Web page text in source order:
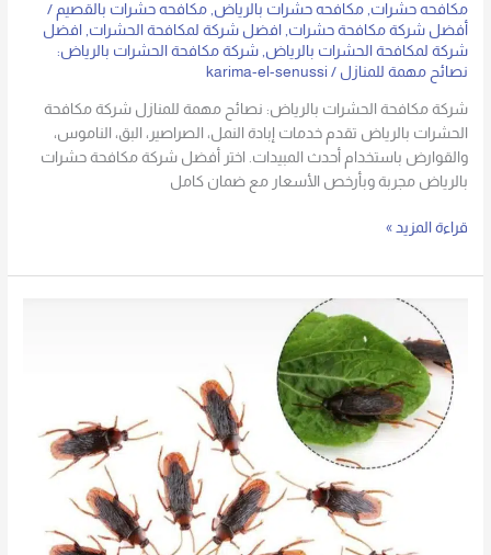
مكافحه حشرات,مكافحه حشرات بالرياض,مكافحه حشرات بالقصيم /
أفضل شركة مكافحة حشرات, افضل شركة لمكافحة الحشرات, افضل
شركة لمكافحة الحشرات بالرياض,شركة مكافحة الحشرات بالرياض:
نصائح مهمة للمنازل /
karima-el-senussi
شركة مكافحة الحشرات بالرياض: نصائح مهمة للمنازل شركة مكافحة
الحشرات بالرياض تقدم خدمات إبادة النمل، الصراصير، البق، الناموس،
والقوارض باستخدام أحدث المبيدات. اختر أفضل شركة مكافحة حشرات
بالرياض مجربة وبأرخص الأسعار مع ضمان كامل
قراءة المزيد »
مكافحة
الحشرات
بالرياض
في
المنزل: